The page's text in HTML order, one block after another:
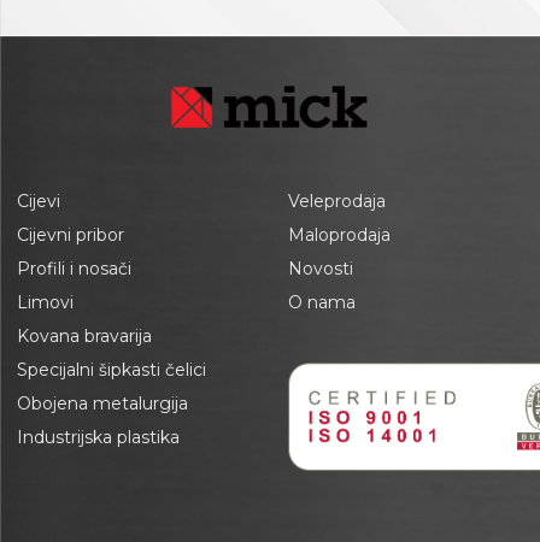
Cijevi
Cijevni pribor
Profili i nosači
Limovi
Kovana bravarija
Specijalni šipkasti čelici
Obojena metalurgija
Industrijska plastika
Veleprodaja
Maloprodaja
Novosti
O nama